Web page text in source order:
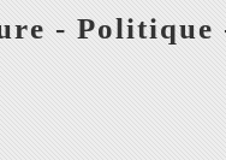
- Politique